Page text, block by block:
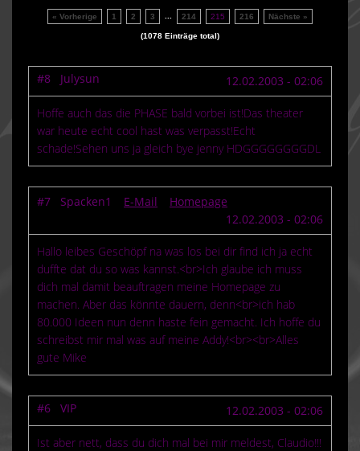
« Vorherige 1 2 3 214 215 216 Nächste »
(1078 Einträge total)
#8 Julysun 12.02.2003 - 02:06
Hoffe auch das die PHASE bald vorbei ist!Das theater
war heute echt cool hast was verpasst!Echt
schade!Sehen uns ja gleich bye jenny HDGGGGGGGGDL
#7 Spacken1 E-Mail
Homepage
12.02.2003 - 02:06
Hallo leibes Geschöpf na was los bei dir find ich ja echt
duffte dat du so was kannst.<br>Ich glaube ich muss
dich mal damit beauftragen meine Homepage zu
machen. Aber das könnte dauern, denn<br>ich hab
80.000 Ideen nun denn haste fein gemacht. Ich hoffe du
schreibst mir mal was auf meine Addy!<br><br>Alles
gute Mike
#6 VIP 12.02.2003 - 02:06
Ist aber nett, dass du dich mal bei mir meldest, Claudio!!!